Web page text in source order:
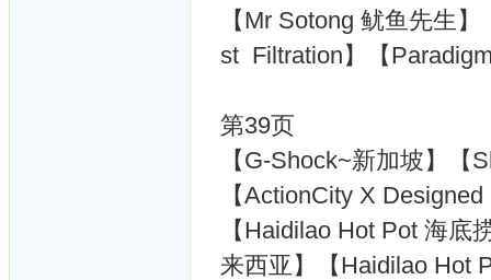
【Mr Sotong 鱿鱼先生
st Filtration】【
第39页
【G-Shock~新加坡】
【ActionCity X
【Haidilao Hot Pot 海
来西亚】【Haidilao Hot